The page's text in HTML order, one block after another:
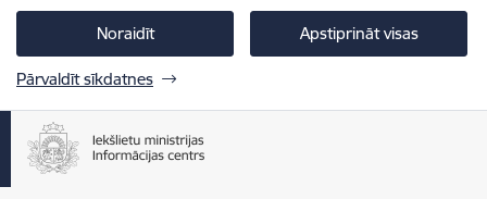
Noraidīt Apstiprināt visas
Pārvaldīt sīkdatnes